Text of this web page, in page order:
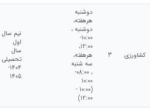
کشاورزی 3
دوشنبه
هرهفته،
دوشنبه ،
10:00-
12:00،
هرهفته،
سه شنبه
، 08:00-
10:00
(10:00 -
12:00)
نیم سال
اول
سال
تحصیلی
1404-
1405